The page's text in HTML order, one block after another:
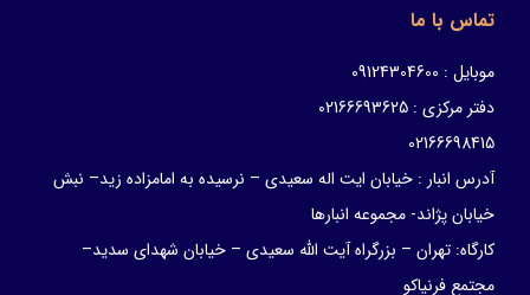
تماس با ما
موبایل : 09124304600
دفتر مرکزی : 02166693625
02166698415
آدرس انبار : خیابان ایت اله سعیدی – نرسیده به امامزاده زید– نبش
خیابان پژاند- مجموعه انبارها
کارگاه: تهران – بزرگراه آیت الله سعیدی – خیابان شهدای سدید–
مجتمع فرنیاکو